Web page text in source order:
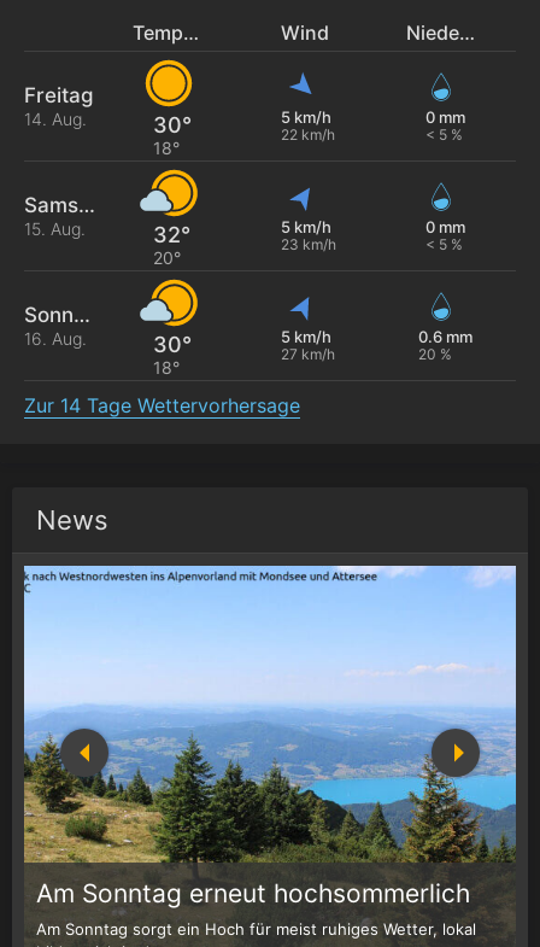
Temperatur Wind Niederschlag
Freitag
14. Aug. 30°
18°
5 km/h
22 km/h
0 mm
< 5 %
Samstag
15. Aug. 32°
20°
5 km/h
23 km/h
0 mm
< 5 %
Sonntag
16. Aug. 30°
18°
5 km/h
27 km/h
0.6 mm
20 %
Zur 14 Tage Wettervorhersage
News
Am Sonntag erneut hochsommerlich
Am Sonntag sorgt ein Hoch für meist ruhiges Wetter, lokal